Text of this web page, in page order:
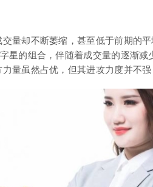
量却不断萎缩，甚至低于前期的
星的组合，伴随着成交量的逐渐
量虽然占优，但其进攻力度并不强